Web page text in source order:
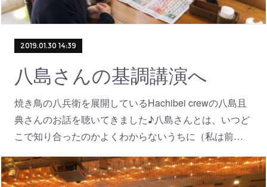
2019.01.30 14:39
八島さんの基調講演へ
焼き鳥の八兵衛を展開しているHachibei crewの八島且
典さんのお話を聴いてきました♪八島さんとは、いつど
こで知り合ったのかよくわからないうちに（私は前…